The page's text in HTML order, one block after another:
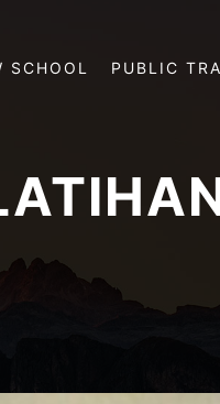
SCHOOL PUBLIC